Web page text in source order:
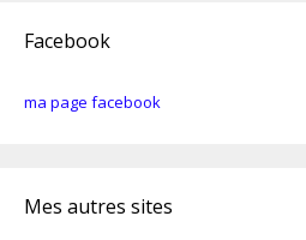
Facebook
ma page facebook
Mes autres sites